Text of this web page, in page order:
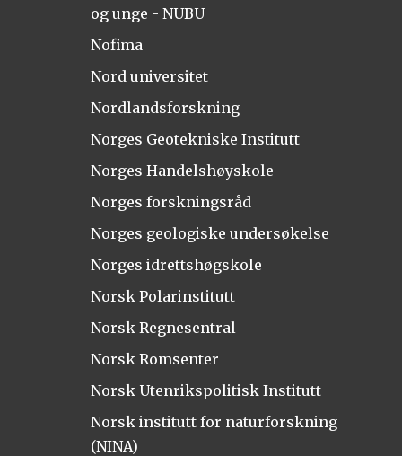
og unge - NUBU
Nofima
Nord universitet
Nordlandsforskning
Norges Geotekniske Institutt
Norges Handelshøyskole
Norges forskningsråd
Norges geologiske undersøkelse
Norges idrettshøgskole
Norsk Polarinstitutt
Norsk Regnesentral
Norsk Romsenter
Norsk Utenrikspolitisk Institutt
Norsk institutt for naturforskning
(NINA)